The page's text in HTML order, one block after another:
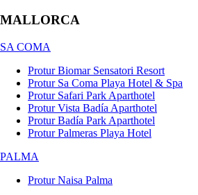
MALLORCA
SA COMA
Protur Biomar Sensatori Resort
Protur Sa Coma Playa Hotel & Spa
Protur Safari Park Aparthotel
Protur Vista Badía Aparthotel
Protur Badía Park Aparthotel
Protur Palmeras Playa Hotel
PALMA
Protur Naisa Palma